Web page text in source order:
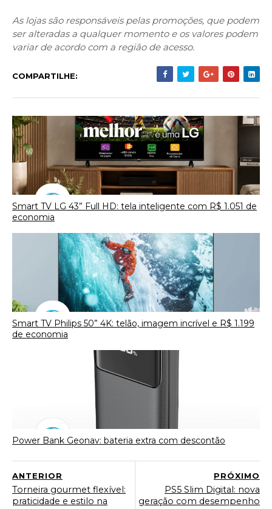
As lojas são responsáveis pelas promoções, que podem
ser alteradas a qualquer momento e os valores podem
variar de acordo com a região de acesso.
COMPARTILHE:
Smart TV LG 43” Full HD: tela inteligente com R$ 1.051 de
economia
Smart TV Philips 50” 4K: telão, imagem incrível e R$ 1.199
de economia
Power Bank Geonav: bateria extra com descontão
PRÓXIMO
PS5 Slim Digital: nova
geração com desempenho
ANTERIOR
Torneira gourmet flexível:
praticidade e estilo na